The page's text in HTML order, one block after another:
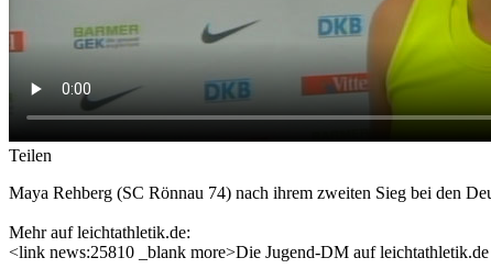
Teilen
Maya Rehberg (SC Rönnau 74) nach ihrem zweiten Sieg bei den
Mehr auf leichtathletik.de:
<link news:25810 _blank more>Die Jugend-DM auf leichtathletik.de